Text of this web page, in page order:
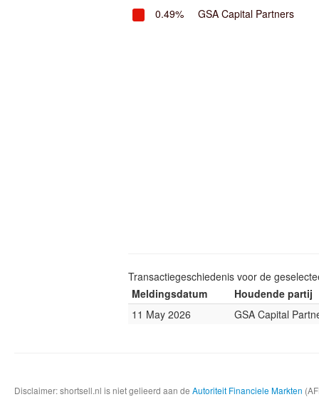
0.49%
GSA Capital Partners
Transactiegeschiedenis voor de
Meldingsdatum
Houdende partij
11 May 2026
GSA Capital
Disclaimer: shortsell.nl is niet gelieerd aan de Autoriteit Financiele Markten